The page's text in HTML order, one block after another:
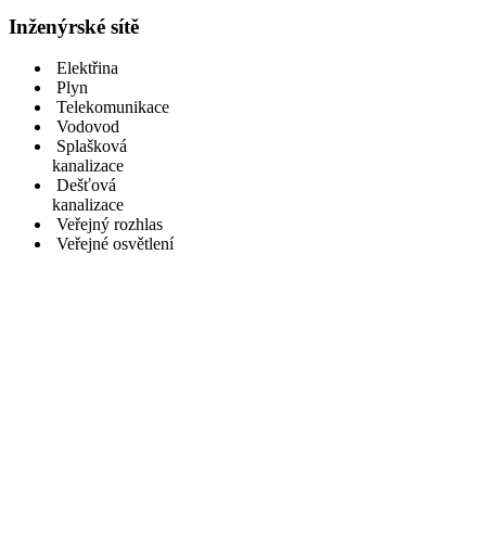
Inženýrské sítě
Elektřina
Plyn
Telekomunikace
Vodovod
Splašková
kanalizace
Dešťová
kanalizace
Veřejný rozhlas
Veřejné osvětlení